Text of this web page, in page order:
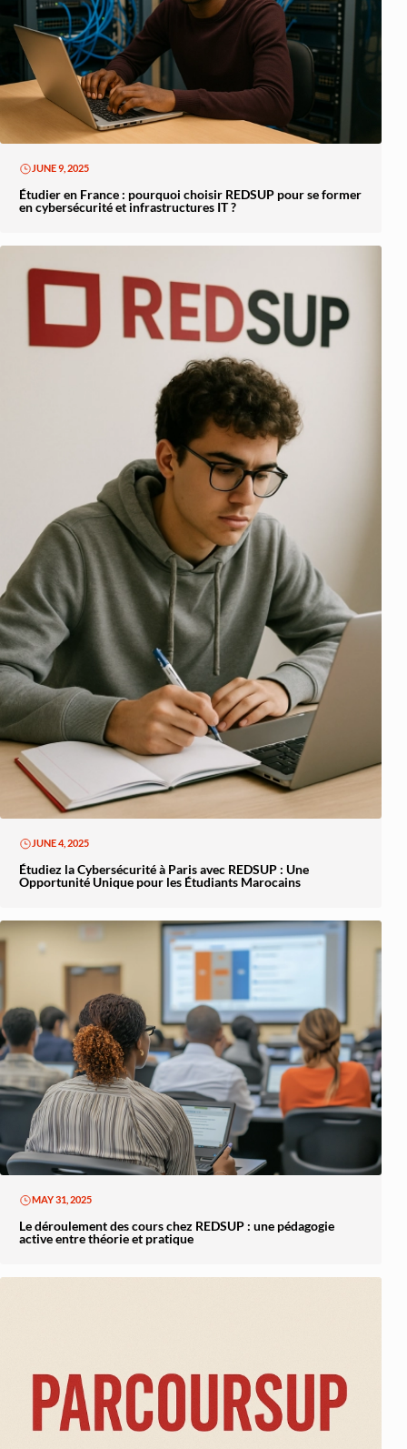
JUNE 9, 2025
Étudier en France : pourquoi choisir REDSUP pour se former
en cybersécurité et infrastructures IT ?
JUNE 4, 2025
Étudiez la Cybersécurité à Paris avec REDSUP : Une
Opportunité Unique pour les Étudiants Marocains
MAY 31, 2025
Le déroulement des cours chez REDSUP : une pédagogie
active entre théorie et pratique